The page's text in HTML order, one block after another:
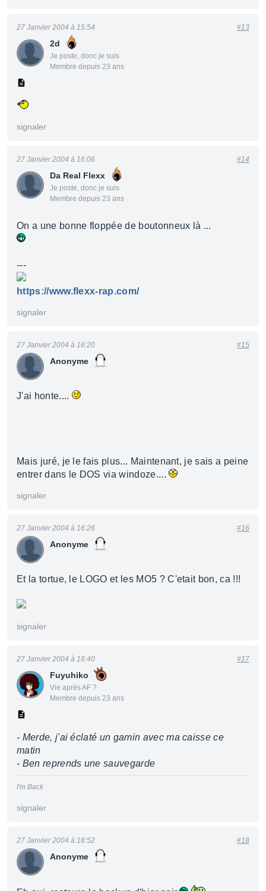
2d
Je poste, donc je suis
Membre depuis 23 ans
27 Janvier 2004 à 15:54 #13
signaler
Da Real Flexx
Je poste, donc je suis
Membre depuis 23 ans
27 Janvier 2004 à 16:06 #14
On a une bonne floppée de boutonneux là ...
---
https://www.flexx-rap.com/
signaler
Anonyme
27 Janvier 2004 à 16:20 #15
J'ai honte....
Mais juré, je le fais plus... Maintenant, je sais a peine
entrer dans le DOS via windoze....
signaler
Anonyme
27 Janvier 2004 à 16:26 #16
Et la tortue, le LOGO et les MO5 ? C'etait bon, ca !!!
signaler
Fuyuhiko
Vie après AF ?
Membre depuis 23 ans
27 Janvier 2004 à 18:40 #17
- Merde, j'ai éclaté un gamin avec ma caisse ce
matin
- Ben reprends une sauvegarde
I'm Back
signaler
Anonyme
27 Janvier 2004 à 18:52 #18